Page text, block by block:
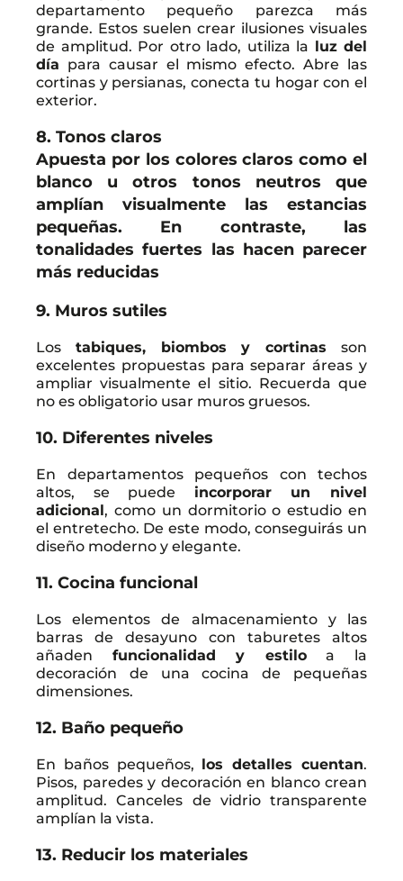
departamento pequeño parezca más
grande. Estos suelen crear ilusiones visuales
de amplitud. Por otro lado, utiliza la luz del
día para causar el mismo efecto. Abre las
cortinas y persianas, conecta tu hogar con el
exterior.
8. Tonos claros
Apuesta por los colores claros como el
blanco u otros tonos neutros que
amplían visualmente las estancias
pequeñas. En contraste, las
tonalidades fuertes las hacen parecer
más reducidas
9. Muros sutiles
Los tabiques, biombos y cortinas son
excelentes propuestas para separar áreas y
ampliar visualmente el sitio. Recuerda que
no es obligatorio usar muros gruesos.
10. Diferentes niveles
En departamentos pequeños con techos
altos, se puede incorporar un nivel
adicional, como un dormitorio o estudio en
el entretecho. De este modo, conseguirás un
diseño moderno y elegante.
11. Cocina funcional
Los elementos de almacenamiento y las
barras de desayuno con taburetes altos
añaden funcionalidad y estiloa la
decoración de una cocina de pequeñas
dimensiones.
12. Baño pequeño
En baños pequeños, los detalles cuentan.
Pisos, paredes y decoración en blanco crean
amplitud. Canceles de vidrio transparente
amplían la vista.
13. Reducir los materiales